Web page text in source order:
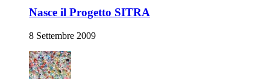
Nasce il Progetto SITRA
8 Settembre 2009